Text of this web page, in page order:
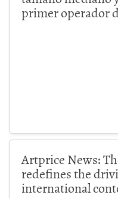
primer operador
Artprice News:
redefines the
international